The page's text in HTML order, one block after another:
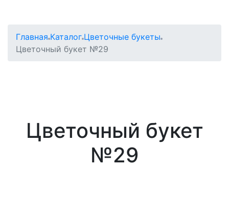
Главная Каталог Цветочные букеты
Цветочный букет №29
Цветочный букет
№29